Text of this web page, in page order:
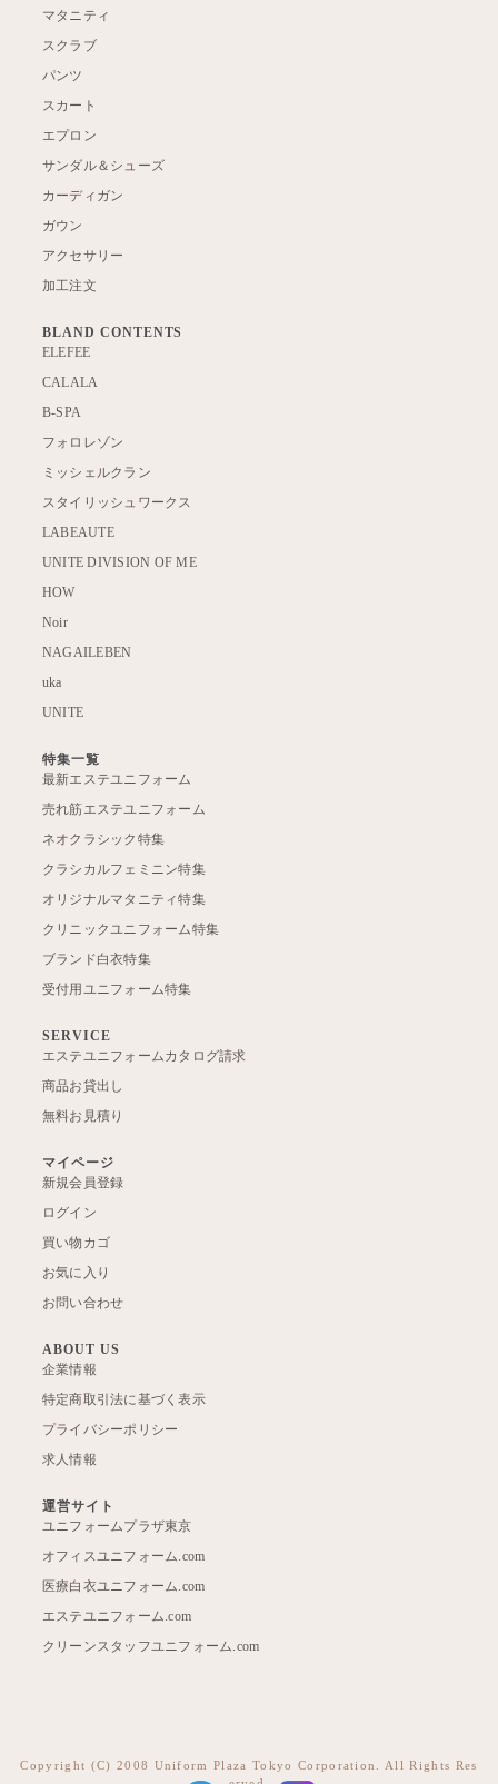
マタニティ
スクラブ
パンツ
スカート
エプロン
サンダル＆シューズ
カーディガン
ガウン
アクセサリー
加工注文
BLAND CONTENTS
ELEFEE
CALALA
B-SPA
フォロレゾン
ミッシェルクラン
スタイリッシュワークス
LABEAUTE
UNITE DIVISION OF ME
HOW
Noir
NAGAILEBEN
uka
UNITE
特集一覧
最新エステユニフォーム
売れ筋エステユニフォーム
ネオクラシック特集
クラシカルフェミニン特集
オリジナルマタニティ特集
クリニックユニフォーム特集
ブランド白衣特集
受付用ユニフォーム特集
SERVICE
エステユニフォームカタログ請求
商品お貸出し
無料お見積り
マイページ
新規会員登録
ログイン
買い物カゴ
お気に入り
お問い合わせ
ABOUT US
企業情報
特定商取引法に基づく表示
プライバシーポリシー
求人情報
運営サイト
ユニフォームプラザ東京
オフィスユニフォーム.com
医療白衣ユニフォーム.com
エステユニフォーム.com
クリーンスタッフユニフォーム.com
Copyright (C) 2008 Uniform Plaza Tokyo Corporation. All Rights Res